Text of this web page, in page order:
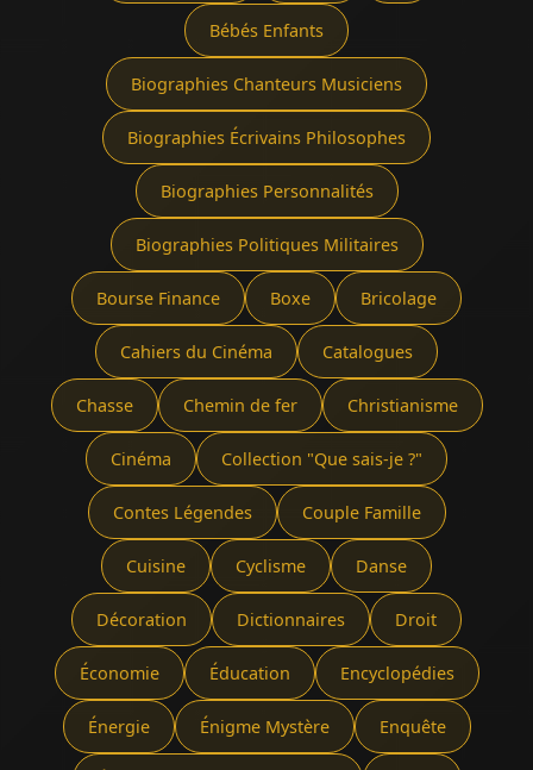
Bébés Enfants
Biographies Chanteurs Musiciens
Biographies Écrivains Philosophes
Biographies Personnalités
Biographies Politiques Militaires
Bourse Finance Boxe Bricolage
Cahiers du Cinéma Catalogues
Chasse Chemin de fer Christianisme
Cinéma Collection "Que sais-je ?"
Contes Légendes Couple Famille
Cuisine Cyclisme Danse
Décoration Dictionnaires Droit
Économie Éducation Encyclopédies
Énergie Énigme Mystère Enquête